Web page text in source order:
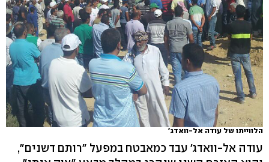
הלווייתו של עודה אל-וואדג'
עודה אל-וואדג' עבד כמאבטח במפעל "רותם דשנים",